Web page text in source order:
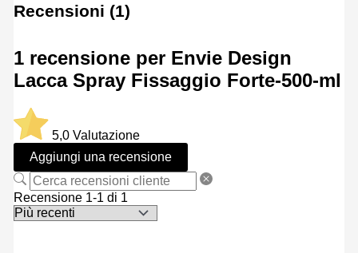
Recensioni (1)
1 recensione per Envie Design
Lacca Spray Fissaggio Forte-500-ml
5,0 Valutazione
Aggiungi una recensione
Recensione 1-1 di 1